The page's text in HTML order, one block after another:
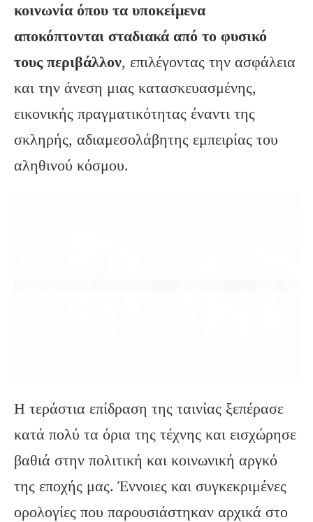
κοινωνία όπου τα υποκείμενα
αποκόπτονται σταδιακά από το φυσικό
τους περιβάλλον, επιλέγοντας την ασφάλεια
και την άνεση μιας κατασκευασμένης,
εικονικής πραγματικότητας έναντι της
σκληρής, αδιαμεσολάβητης εμπειρίας του
αληθινού κόσμου.
Η τεράστια επίδραση της ταινίας ξεπέρασε
κατά πολύ τα όρια της τέχνης και εισχώρησε
βαθιά στην πολιτική και κοινωνική αργκό
της εποχής μας. Έννοιες και συγκεκριμένες
ορολογίες που παρουσιάστηκαν αρχικά στο